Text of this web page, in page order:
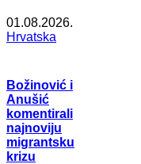
01.08.2026.
Hrvatska
Božinović i
Anušić
komentirali
najnoviju
migrantsku
krizu